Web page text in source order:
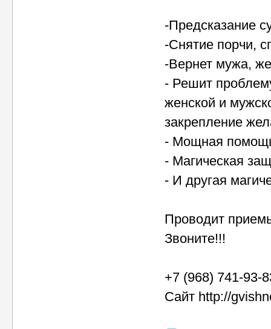
-Предсказание
-Снятие порчи,
-Вернет мужа,
- Решит
женской и
закрепление
- Мощная
- Магическая
- И другая
Проводит
Звоните!!!
+7 (968) 741-93-
Сайт http://